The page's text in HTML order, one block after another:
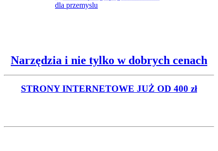
Narzędzia i nie tylko w dobrych cenach
STRONY INTERNETOWE JUŻ OD 400 zł